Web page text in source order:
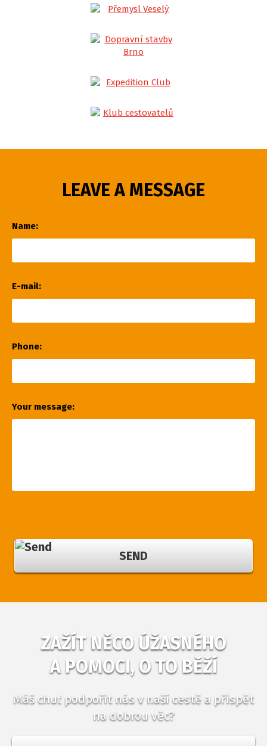
LEAVE A MESSAGE
Name:
E-mail:
Phone:
Your message:
SEND
ZAŽÍT NĚCO ÚŽASNÉHO
A POMOCI, O TO BĚŽÍ
Máš chuť podpořit nás v naší cestě a přispět
na dobrou věc?